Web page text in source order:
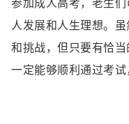
人发展和人生理想。
和挑战，但只要有恰
一定能够顺利通过考试